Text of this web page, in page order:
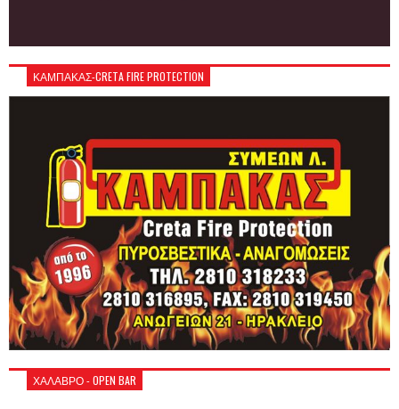
ΚΑΜΠΑΚΑΣ-CRETA FIRE PROTECTION
ΧΑΛΑΒΡΟ - OPEN BAR